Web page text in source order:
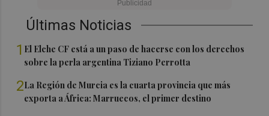
Últimas Noticias
1 El Elche CF está a un paso de hacerse con los derechos
sobre la perla argentina Tiziano Perrotta
2La Región de Murcia es la cuarta provincia que más
exporta a África: Marruecos, el primer destino